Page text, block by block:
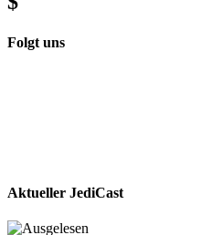
Folgt uns
Aktueller JediCast